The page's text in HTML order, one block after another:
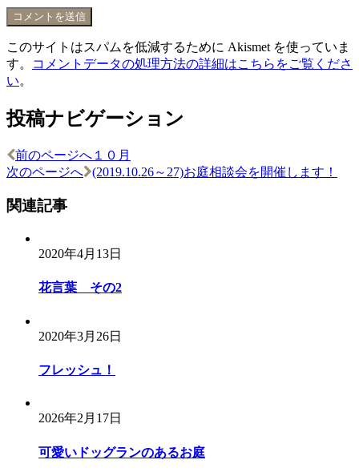
このサイトはスパムを低減するために Akismet を使っていま
す。
コメントデータの処理方法の詳細はこちらをご覧くださ
い。
投稿ナビゲーション
前のページへ １０月
次のページへ
(2019.10.26～27)お庭相談会を開催します！
関連記事
2020年4月13日
花言葉 その2
2020年3月26日
フレッシュ！
2026年2月17日
可愛いドッグランのあるお庭